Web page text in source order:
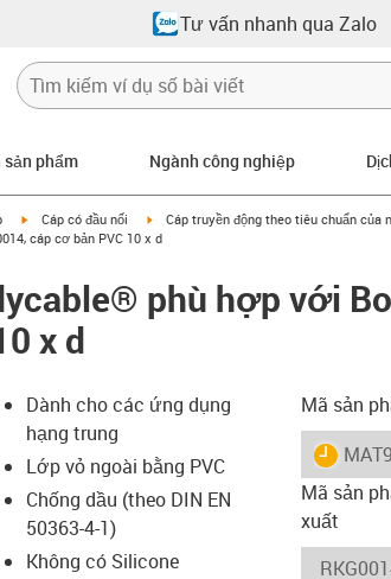
Tư vấn nhanh qua Zalo
phẩm Ngành công nghiệp
igus-icon-arrow-right
Cáp có đầu nối igus-icon-arrow-right
Cáp truyền động theo tiêu chuẩn của
cáp cơ bản PVC 10 x d
phù hợp với
x d
lupe
lupe
Dành cho các ứng dụng
hạng trung
Lớp vỏ ngoài bằng PVC
Chống dầu (theo DIN EN
50363-4-1)
Không có Silicone
Mã sản
igus-
Mã sản
xuất